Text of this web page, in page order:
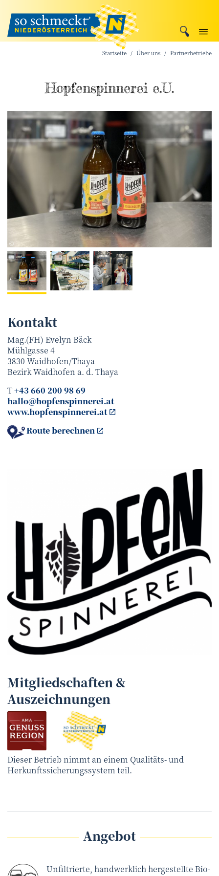
Startseite Über uns Partnerbetriebe
Hopfen­spinnerei e.U.
©Waldviertel Toursimus
Kontakt
Mag.(FH) Evelyn Bäck
Mühlgasse 4
3830 Waidhofen/Thaya
BezirkWaidhofen a. d. Thaya
T+43 660 200 98 69
hallo@hopfenspinnerei.at
www.hopfenspinnerei.at
Route berechnen
Mitgliedschaften &
Auszeichnungen
Dieser Betrieb nimmt an einem Qualitäts- und
Herkunftssicherungssystem teil.
Angebot
Unfiltrierte, handwerklich hergestellte Bio-